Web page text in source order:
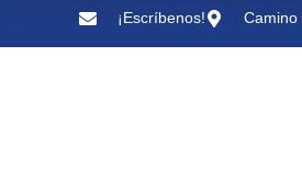
¡Escríbenos! Camino